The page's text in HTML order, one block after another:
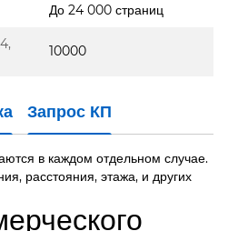
До 24 000 страниц
10000
Запрос КП
в каждом отдельном случае.
расстояния, этажа, и других